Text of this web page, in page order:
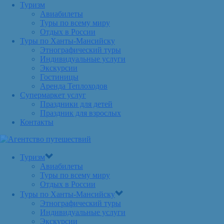
Туризм
Авиабилеты
Туры по всему миру
Отдых в России
Туры по Ханты-Мансийску
Этнографический туры
Индивидуальные услуги
Экскурсии
Гостиницы
Аренда Теплоходов
Супермаркет услуг
Праздники для детей
Праздник для взрослых
Контакты
Туризм
Авиабилеты
Туры по всему миру
Отдых в России
Туры по Ханты-Мансийску
Этнографический туры
Индивидуальные услуги
Экскурсии